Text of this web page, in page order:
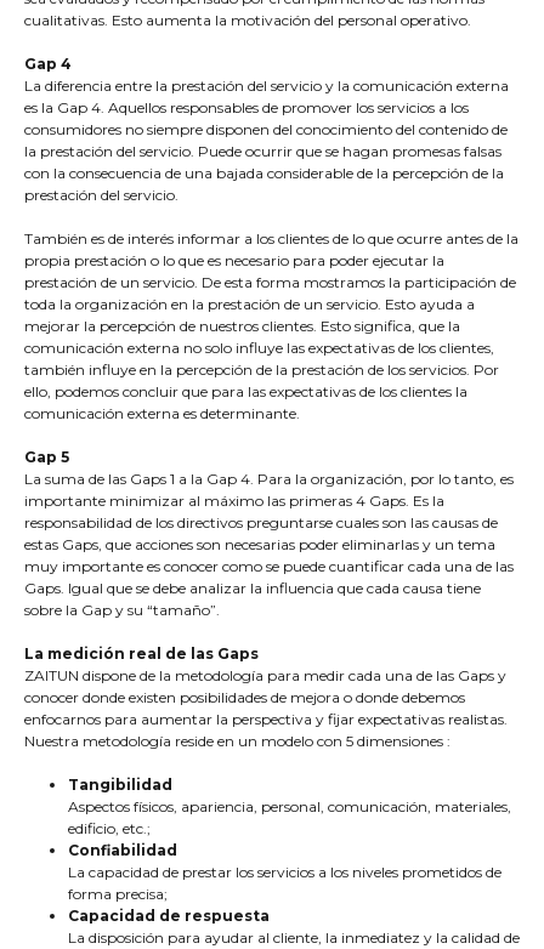
cualitativas. Esto aumenta la motivación del personal operativo.
Gap 4
La diferencia entre la prestación del servicio y la comunicación externa
es la Gap 4. Aquellos responsables de promover los servicios a los
consumidores no siempre disponen del conocimiento del contenido de
la prestación del servicio. Puede ocurrir que se hagan promesas falsas
con la consecuencia de una bajada considerable de la percepción de la
prestación del servicio.
También es de interés informar a los clientes de lo que ocurre antes de la
propia prestación o lo que es necesario para poder ejecutar la
prestación de un servicio. De esta forma mostramos la participación de
toda la organización en la prestación de un servicio. Esto ayuda a
mejorar la percepción de nuestros clientes. Esto significa, que la
comunicación externa no solo influye las expectativas de los clientes,
también influye en la percepción de la prestación de los servicios. Por
ello, podemos concluir que para las expectativas de los clientes la
comunicación externa es determinante.
Gap 5
La suma de las Gaps 1 a la Gap 4. Para la organización, por lo tanto, es
importante minimizar al máximo las primeras 4 Gaps. Es la
responsabilidad de los directivos preguntarse cuales son las causas de
estas Gaps, que acciones son necesarias poder eliminarlas y un tema
muy importante es conocer como se puede cuantificar cada una de las
Gaps. Igual que se debe analizar la influencia que cada causa tiene
sobre la Gap y su “tamaño”.
La medición real de las Gaps
ZAITUN dispone de la metodología para medir cada una de las Gaps y
conocer donde existen posibilidades de mejora o donde debemos
enfocarnos para aumentar la perspectiva y fijar expectativas realistas.
Nuestra metodología reside en un modelo con 5 dimensiones :
Tangibilidad
Aspectos físicos, apariencia, personal, comunicación, materiales,
edificio, etc.;
Confiabilidad
La capacidad de prestar los servicios a los niveles prometidos de
forma precisa;
Capacidad de respuesta
La disposición para ayudar al cliente, la inmediatez y la calidad de